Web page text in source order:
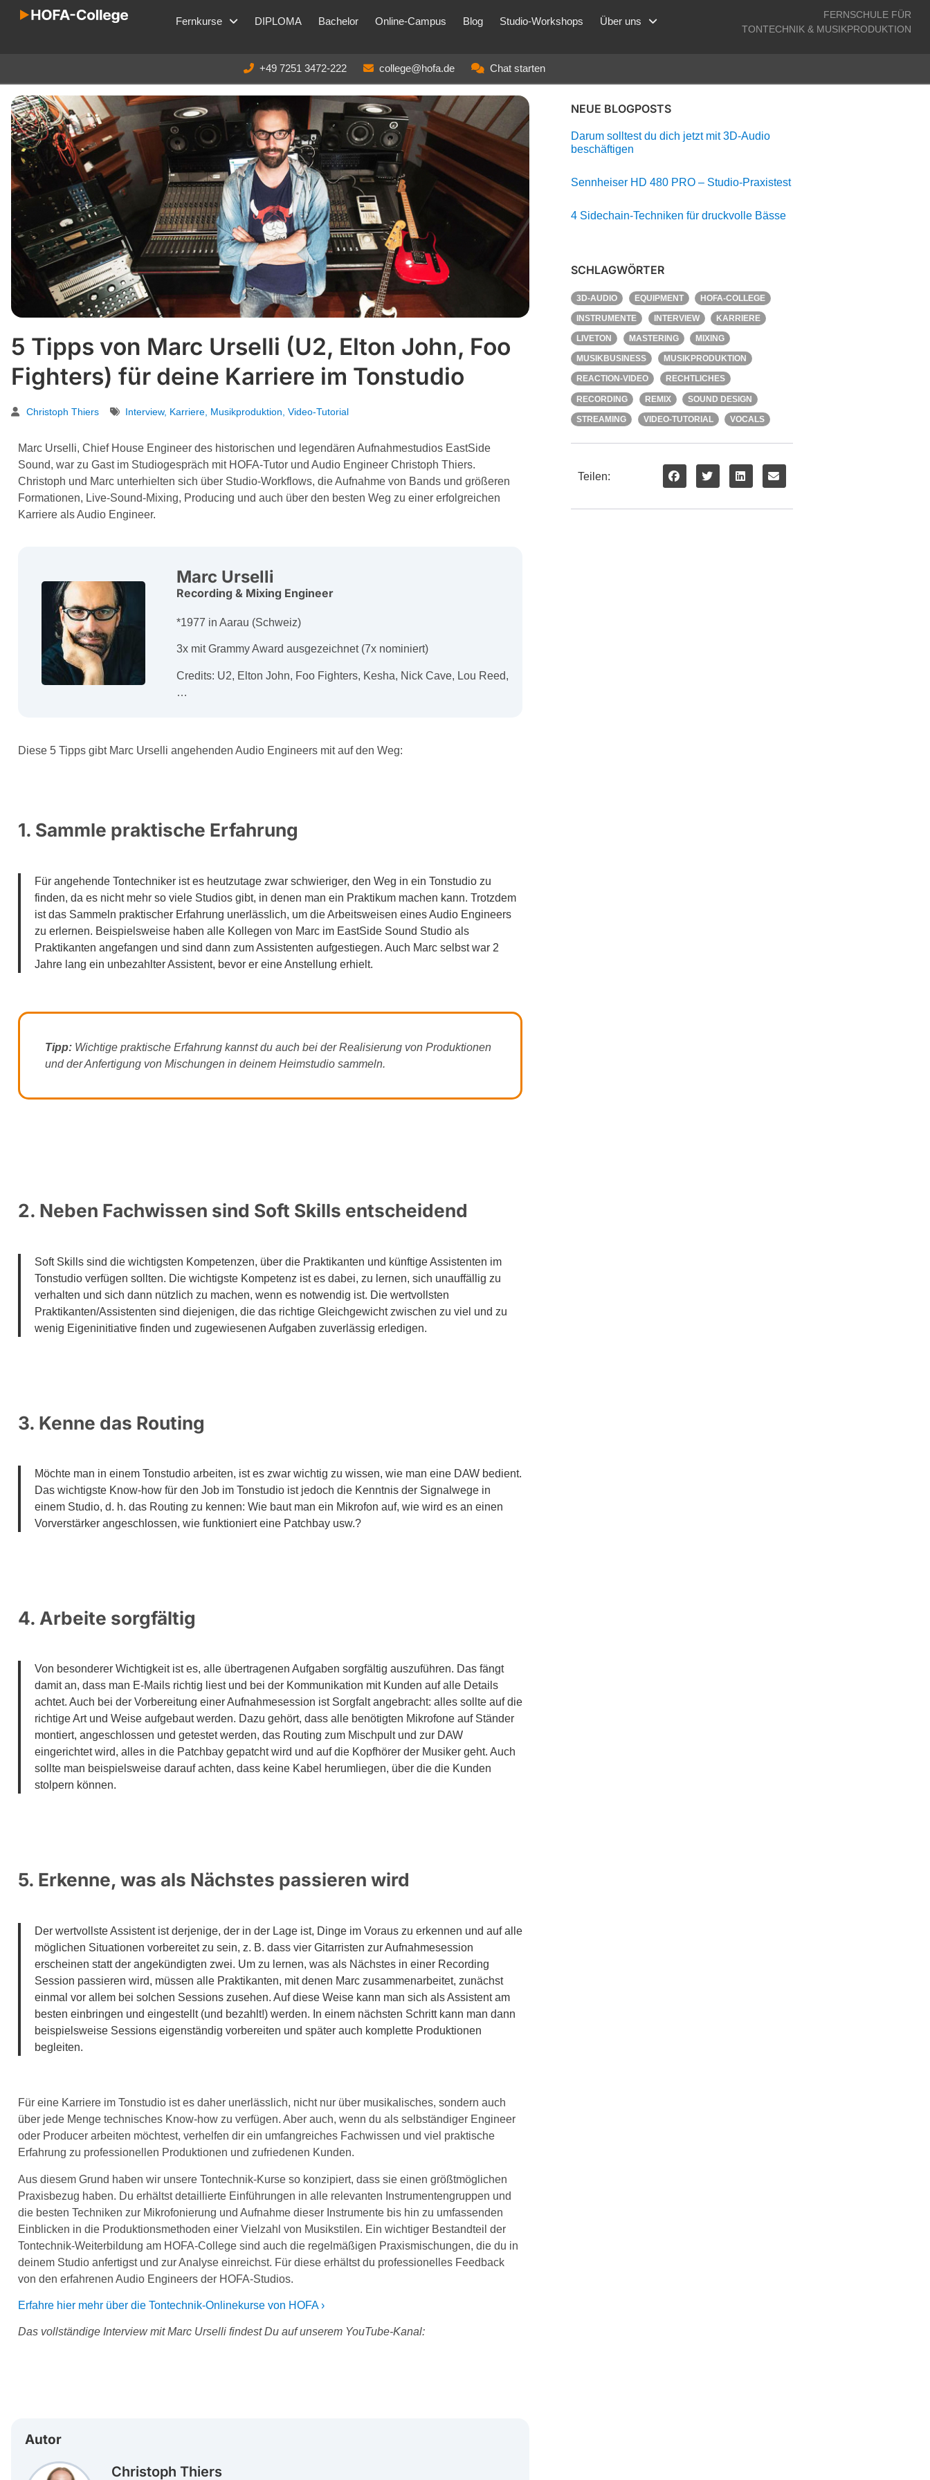
Fernkurse DIPLOMA Bachelor Online-Campus Blog Studio-Workshops Über uns
FERNSCHULE FÜR
TONTECHNIK & MUSIKPRODUKTION
+49 7251 3472-222 college@hofa.de Chat starten
5 Tipps von Marc Urselli (U2, Elton John, Foo
Fighters) für deine Karriere im Tonstudio
Christoph Thiers Interview, Karriere Musikproduktion Video-Tutorial
Marc Urselli, Chief House Engineer des historischen und legendären Aufnahmestudios EastSide
Sound, war zu Gast im Studiogespräch mit HOFA-Tutor und Audio Engineer Christoph Thiers.
Christoph und Marc unterhielten sich über Studio-Workflows, die Aufnahme von Bands und größeren
Formationen, Live-Sound-Mixing, Producing und auch über den besten Weg zu einer erfolgreichen
Karriere als Audio Engineer.
Marc Urselli
Recording & Mixing Engineer
*1977 in Aarau (Schweiz)
3x mit Grammy Award ausgezeichnet (7x nominiert)
Credits: U2, Elton John, Foo Fighters, Kesha, Nick Cave, Lou Reed,
…
Diese 5 Tipps gibt Marc Urselli angehenden Audio Engineers mit auf den Weg:
1. Sammle praktische Erfahrung
Für angehende Tontechniker ist es heutzutage zwar schwieriger, den Weg in ein Tonstudio zu
finden, da es nicht mehr so viele Studios gibt, in denen man ein Praktikum machen kann. Trotzdem
ist das Sammeln praktischer Erfahrung unerlässlich, um die Arbeitsweisen eines Audio Engineers
zu erlernen. Beispielsweise haben alle Kollegen von Marc im EastSide Sound Studio als
Praktikanten angefangen und sind dann zum Assistenten aufgestiegen. Auch Marc selbst war 2
Jahre lang ein unbezahlter Assistent, bevor er eine Anstellung erhielt.
Tipp: Wichtige praktische Erfahrung kannst du auch bei der Realisierung von Produktionen
und der Anfertigung von Mischungen in deinem Heimstudio sammeln.
2. Neben Fachwissen sind Soft Skills entscheidend
Soft Skills sind die wichtigsten Kompetenzen, über die Praktikanten und künftige Assistenten im
Tonstudio verfügen sollten. Die wichtigste Kompetenz ist es dabei, zu lernen, sich unauffällig zu
verhalten und sich dann nützlich zu machen, wenn es notwendig ist. Die wertvollsten
Praktikanten/Assistenten sind diejenigen, die das richtige Gleichgewicht zwischen zu viel und zu
wenig Eigeninitiative finden und zugewiesenen Aufgaben zuverlässig erledigen.
3. Kenne das Routing
Möchte man in einem Tonstudio arbeiten, ist es zwar wichtig zu wissen, wie man eine DAW bedient.
Das wichtigste Know-how für den Job im Tonstudio ist jedoch die Kenntnis der Signalwege in
einem Studio, d. h. das Routing zu kennen: Wie baut man ein Mikrofon auf, wie wird es an einen
Vorverstärker angeschlossen, wie funktioniert eine Patchbay usw.?
4. Arbeite sorgfältig
Von besonderer Wichtigkeit ist es, alle übertragenen Aufgaben sorgfältig auszuführen. Das fängt
damit an, dass man E-Mails richtig liest und bei der Kommunikation mit Kunden auf alle Details
achtet. Auch bei der Vorbereitung einer Aufnahmesession ist Sorgfalt angebracht: alles sollte auf die
richtige Art und Weise aufgebaut werden. Dazu gehört, dass alle benötigten Mikrofone auf Ständer
montiert, angeschlossen und getestet werden, das Routing zum Mischpult und zur DAW
eingerichtet wird, alles in die Patchbay gepatcht wird und auf die Kopfhörer der Musiker geht. Auch
sollte man beispielsweise darauf achten, dass keine Kabel herumliegen, über die die Kunden
stolpern können.
5. Erkenne, was als Nächstes passieren wird
Der wertvollste Assistent ist derjenige, der in der Lage ist, Dinge im Voraus zu erkennen und auf alle
möglichen Situationen vorbereitet zu sein, z. B. dass vier Gitarristen zur Aufnahmesession
erscheinen statt der angekündigten zwei. Um zu lernen, was als Nächstes in einer Recording
Session passieren wird, müssen alle Praktikanten, mit denen Marc zusammenarbeitet, zunächst
einmal vor allem bei solchen Sessions zusehen. Auf diese Weise kann man sich als Assistent am
besten einbringen und eingestellt (und bezahlt!) werden. In einem nächsten Schritt kann man dann
beispielsweise Sessions eigenständig vorbereiten und später auch komplette Produktionen
begleiten.
Für eine Karriere im Tonstudio ist es daher unerlässlich, nicht nur über musikalisches, sondern auch
über jede Menge technisches Know-how zu verfügen. Aber auch, wenn du als selbständiger Engineer
oder Producer arbeiten möchtest, verhelfen dir ein umfangreiches Fachwissen und viel praktische
Erfahrung zu professionellen Produktionen und zufriedenen Kunden.
Aus diesem Grund haben wir unsere Tontechnik-Kurse so konzipiert, dass sie einen größtmöglichen
Praxisbezug haben. Du erhältst detaillierte Einführungen in alle relevanten Instrumentengruppen und
die besten Techniken zur Mikrofonierung und Aufnahme dieser Instrumente bis hin zu umfassenden
Einblicken in die Produktionsmethoden einer Vielzahl von Musikstilen. Ein wichtiger Bestandteil der
Tontechnik-Weiterbildung am HOFA-College sind auch die regelmäßigen Praxismischungen, die du in
deinem Studio anfertigst und zur Analyse einreichst. Für diese erhältst du professionelles Feedback
von den erfahrenen Audio Engineers der HOFA-Studios.
Erfahre hier mehr über die Tontechnik-Onlinekurse von HOFA ›
Das vollständige Interview mit Marc Urselli findest Du auf unserem YouTube-Kanal:
Autor
Christoph Thiers
NEUE BLOGPOSTS
Darum solltest du dich jetzt mit 3D-Audio
beschäftigen
Sennheiser HD 480 PRO – Studio-Praxistest
4 Sidechain-Techniken für druckvolle Bässe
SCHLAGWÖRTER
3D-AUDIO EQUIPMENT HOFA-COLLEGE
INSTRUMENTE INTERVIEW KARRIERE
LIVETON MASTERING MIXING
MUSIKBUSINESS MUSIKPRODUKTION
REACTION-VIDEO RECHTLICHES
RECORDING REMIX SOUND DESIGN
STREAMING VIDEO-TUTORIAL VOCALS
Teilen: